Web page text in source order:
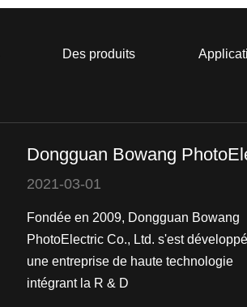
Des produits
Dongguan Bowang
2021-03-01
Fondée en 2009, Dongguan Bowang
PhotoElectric Co., Ltd. s'est
une entreprise de haute technologie
intégrant la R & D